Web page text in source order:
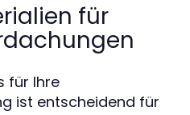
für
für Ihre
ist entscheidend für